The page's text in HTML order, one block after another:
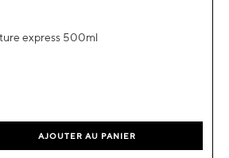
express 500ml
AJOUTER AU PANIER